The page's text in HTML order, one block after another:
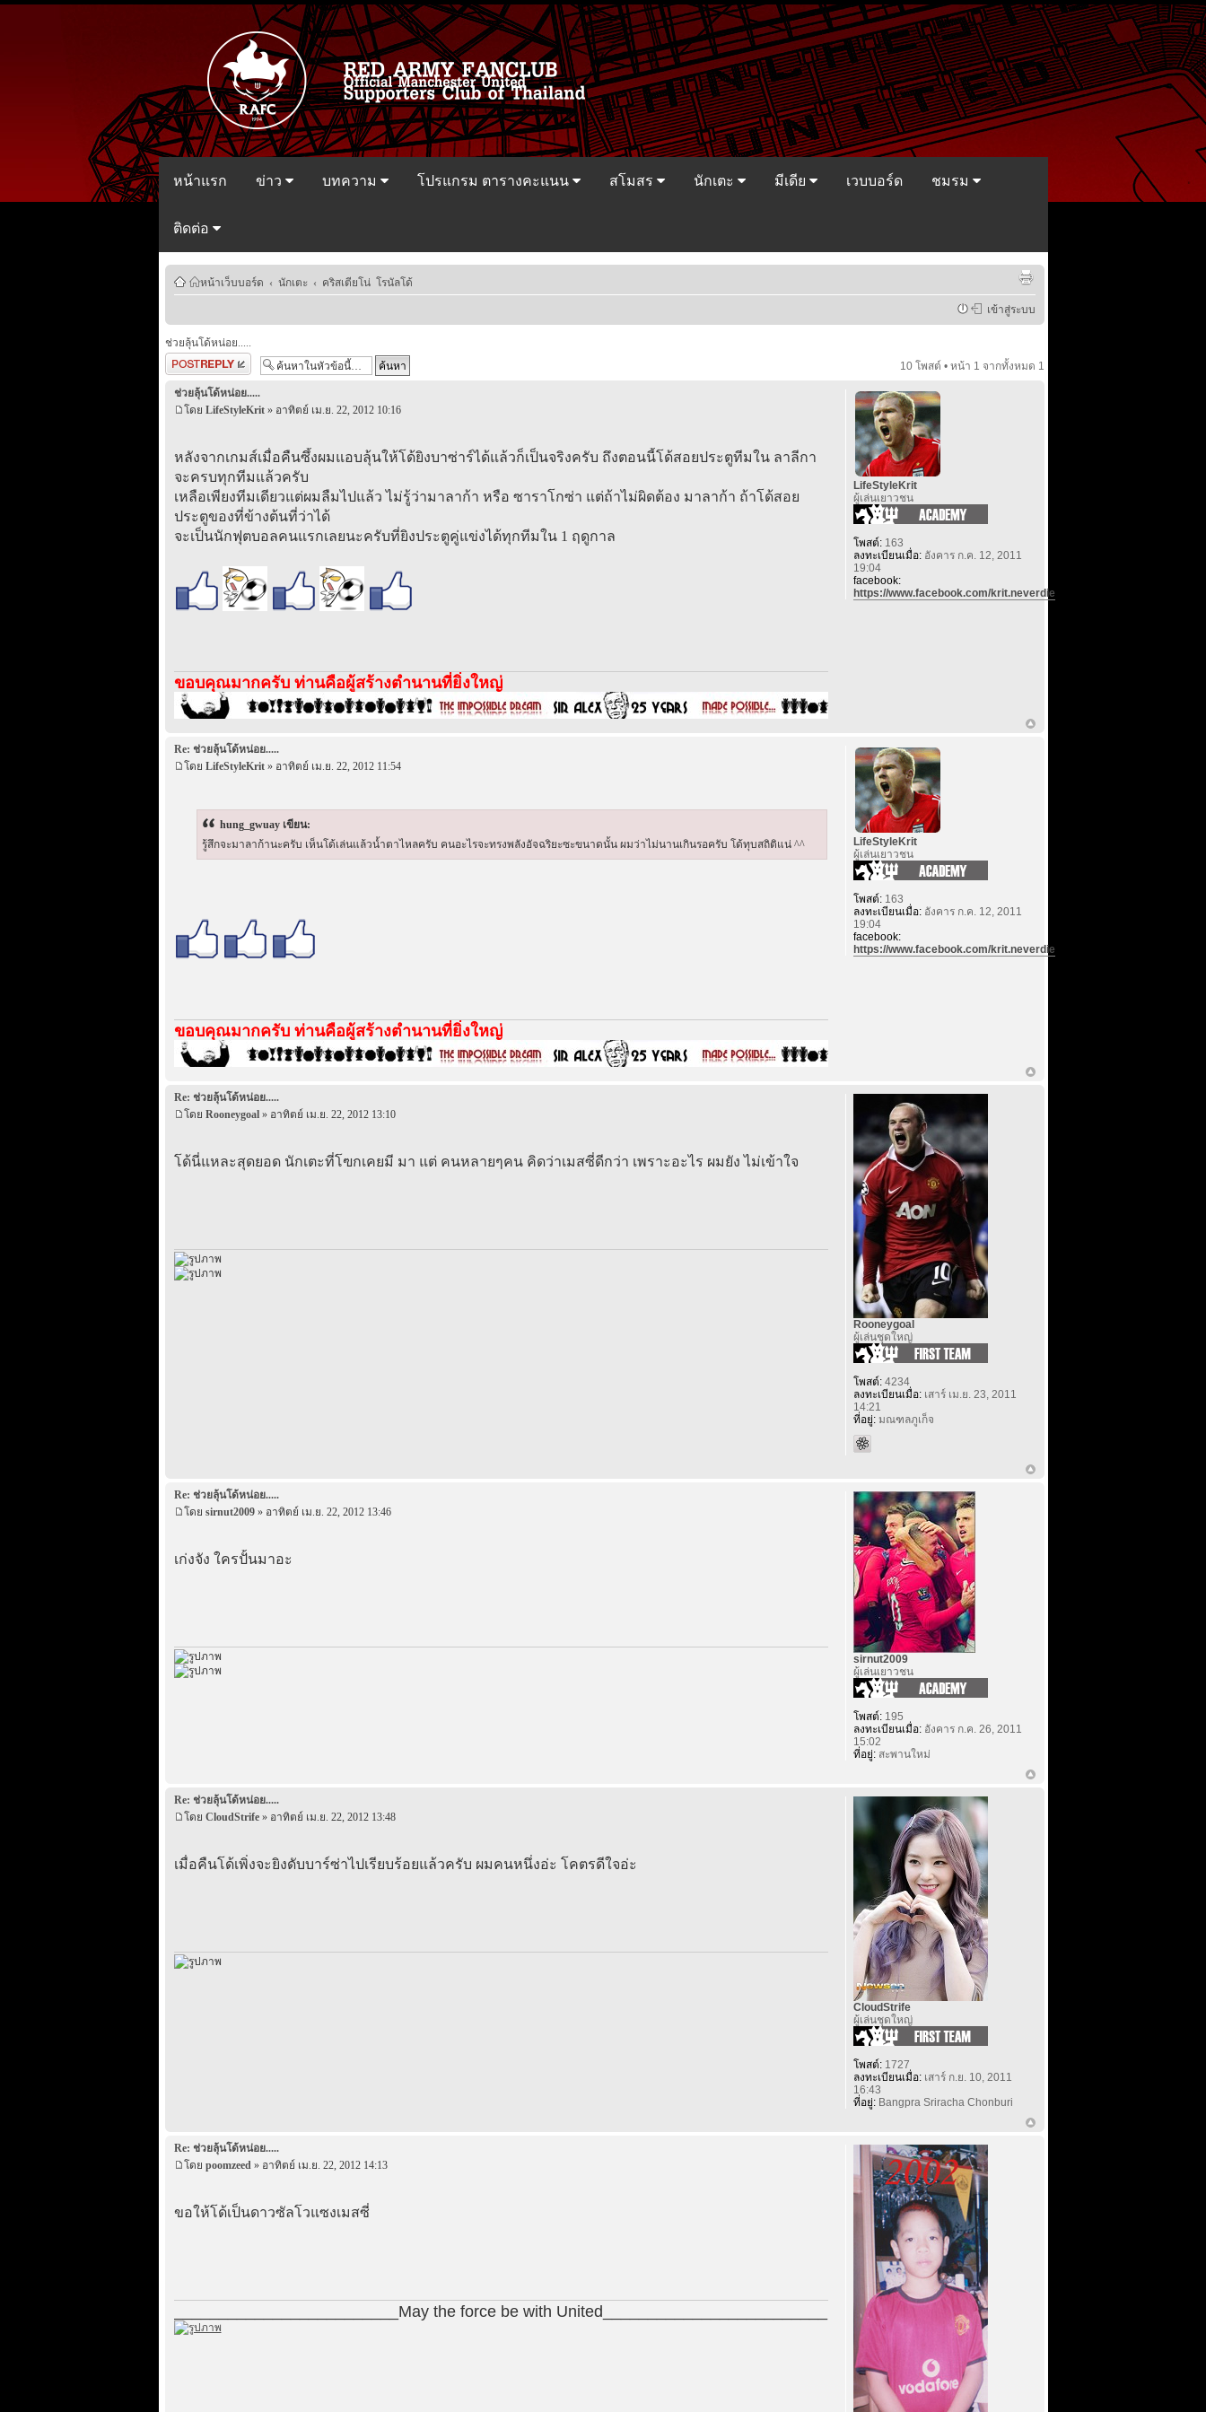
หน้าแรก ข่าว บทความ โปรแกรม ตารางคะแนน สโมสร นักเตะ มีเดีย เวบบอร์ด ชมรม
ติดต่อ
หน้าเว็บบอร์ด ‹ นักเตะ ‹ คริสเตียโน่ โรนัลโด้
เข้าสู่ระบบ
ช่วยลุ้นโด้หน่อย.....
ตอบกระทู้
10 โพสต์ • หน้า 1 จากทั้งหมด 1
ช่วยลุ้นโด้หน่อย.....
โดย LifeStyleKrit» อาทิตย์ เม.ย. 22, 2012 10:16
หลังจากเกมส์เมื่อคืนซึ้งผมแอบลุ้นให้โด้ยิงบาซ่าร์ได้แล้วก็เป็นจริงครับ ถึงตอนนี้โด้สอยประตูทีมใน ลาลีกา
จะครบทุกทีมแล้วครับ
เหลือเพียงทีมเดียวแต่ผมลืมไปแล้ว ไม่รู้ว่ามาลาก้า หรือ ซาราโกซ่า แต่ถ้าไม่ผิดต้อง มาลาก้า ถ้าโด้สอย
ประตูของที่ข้างต้นที่ว่าได้
จะเป็นนักฟุตบอลคนแรกเลยนะครับที่ยิงประตูคู่แข่งได้ทุกทีมใน 1 ฤดูกาล
ขอบคุณมากครับ ท่านคือผู้สร้างตำนานที่ยิ่งใหญ่
LifeStyleKrit
ผู้เล่นเยาวชน
โพสต์: 163
ลงทะเบียนเมื่อ: อังคาร ก.ค. 12, 2011
19:04
facebook:
https://www.facebook.com/krit.neverdie
Re: ช่วยลุ้นโด้หน่อย.....
โดย LifeStyleKrit» อาทิตย์ เม.ย. 22, 2012 11:54
hung_gwuay เขียน:
รู้สึกจะมาลาก้านะครับ เห็นโด้เล่นแล้วน้ำตาไหลครับ คนอะไรจะทรงพลังอัจฉริยะซะขนาดนั้น ผมว่าไม่นานเกินรอครับ โด้ทุบสถิติแน่ ^^
ขอบคุณมากครับ ท่านคือผู้สร้างตำนานที่ยิ่งใหญ่
LifeStyleKrit
ผู้เล่นเยาวชน
โพสต์: 163
ลงทะเบียนเมื่อ: อังคาร ก.ค. 12, 2011
19:04
facebook:
https://www.facebook.com/krit.neverdie
Re: ช่วยลุ้นโด้หน่อย.....
โดย Rooneygoal» อาทิตย์ เม.ย. 22, 2012 13:10
โด้นี่แหละสุดยอด นักเตะที่โฃกเคยมี มา แต่ คนหลายๆคน คิดว่าเมสซี่ดีกว่า เพราะอะไร ผมยัง ไม่เข้าใจ
Rooneygoal
ผู้เล่นชุดใหญ่
โพสต์: 4234
ลงทะเบียนเมื่อ: เสาร์ เม.ย. 23, 2011
14:21
ที่อยู่: มณฑลภูเก็จ
Re: ช่วยลุ้นโด้หน่อย.....
โดย sirnut2009» อาทิตย์ เม.ย. 22, 2012 13:46
เก่งจัง ใครปั้นมาอะ
sirnut2009
ผู้เล่นเยาวชน
โพสต์: 195
ลงทะเบียนเมื่อ: อังคาร ก.ค. 26, 2011
15:02
ที่อยู่: สะพานใหม่
Re: ช่วยลุ้นโด้หน่อย.....
โดย CloudStrife» อาทิตย์ เม.ย. 22, 2012 13:48
เมื่อคืนโด้เพิ่งจะยิงดับบาร์ซ่าไปเรียบร้อยแล้วครับ ผมคนหนึ่งอ่ะ โคตรดีใจอ่ะ
CloudStrife
ผู้เล่นชุดใหญ่
โพสต์: 1727
ลงทะเบียนเมื่อ: เสาร์ ก.ย. 10, 2011
16:43
ที่อยู่: Bangpra Sriracha Chonburi
Re: ช่วยลุ้นโด้หน่อย.....
โดย poomzeed » อาทิตย์ เม.ย. 22, 2012 14:13
ขอให้โด้เป็นดาวซัลโวแซงเมสซี่
_________________________May the force be with United_________________________